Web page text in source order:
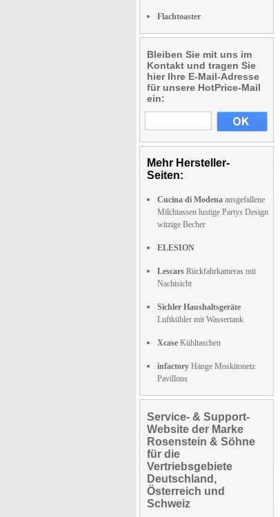
Flachtoaster
Bleiben Sie mit uns im
Kontakt und tragen Sie
hier Ihre E-Mail-Adresse
für unsere HotPrice-Mail
ein:
Mehr Hersteller-
Seiten:
Cucina di Modena ausgefallene
Milchtassen lustige Partys Design
witzige Becher
ELESION
Lescars Rückfahrkameras mit
Nachtsicht
Sichler Haushaltsgeräte
Luftkühler mit Wassertank
Xcase Kühltaschen
infactory Hänge Moskitonetz
Pavillons
Service- & Support-
Website der Marke
Rosenstein & Söhne
für die
Vertriebsgebiete
Deutschland,
Österreich und
Schweiz